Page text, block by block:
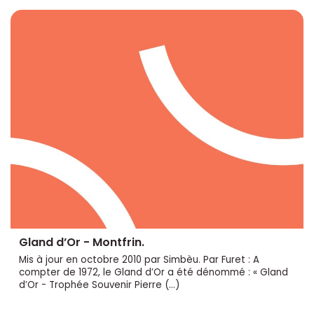
Gland d’Or - Montfrin.
Mis à jour en octobre 2010 par Simbèu. Par Furet : A
compter de 1972, le Gland d’Or a été dénommé : « Gland
d’Or - Trophée Souvenir Pierre (…)